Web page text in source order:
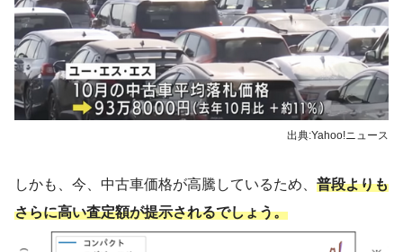
出典:Yahoo!ニュース
しかも、今、中古車価格が高騰しているため、 普段よりも
さらに高い査定額が提示されるでしょう。